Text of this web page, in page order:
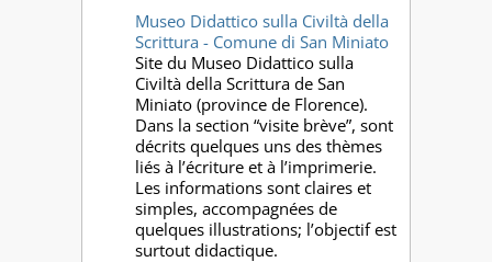
Museo Didattico sulla Civiltà della
Scrittura - Comune di San Miniato
Site du Museo Didattico sulla
Civiltà della Scrittura de San
Miniato (province de Florence).
Dans la section “visite brève”, sont
décrits quelques uns des thèmes
liés à l’écriture et à l’imprimerie.
Les informations sont claires et
simples, accompagnées de
quelques illustrations; l’objectif est
surtout didactique.